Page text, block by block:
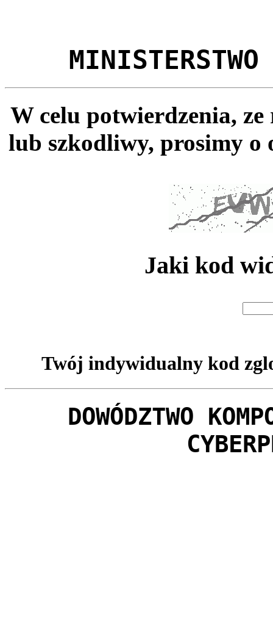
MINISTERSTWO
W celu potwierdzenia,
lub szkodliwy, prosimy o
Jaki kod
Twój indywidualny kod
DOWÓDZTWO